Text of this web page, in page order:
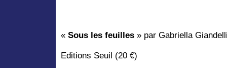
« Sous les feuilles » par Gabriella
Editions Seuil (20 €)